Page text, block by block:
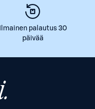
Ilmainen palautus 30
päivää